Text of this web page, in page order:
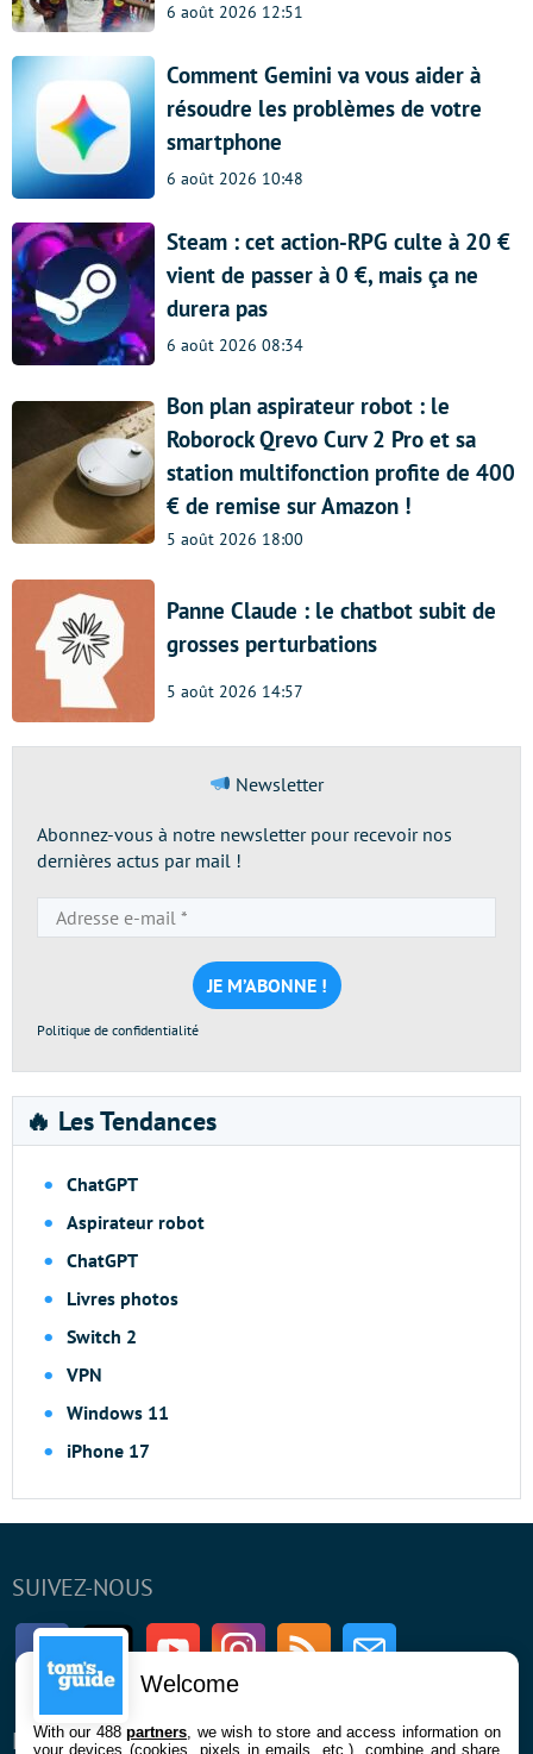
6 août 2026 12:51
Comment Gemini va vous aider à
résoudre les problèmes de votre
smartphone
6 août 2026 10:48
Steam : cet action-RPG culte à 20 €
vient de passer à 0 €, mais ça ne
durera pas
6 août 2026 08:34
Bon plan aspirateur robot : le
Roborock Qrevo Curv 2 Pro et sa
station multifonction profite de 400
€ de remise sur Amazon !
5 août 2026 18:00
Panne Claude : le chatbot subit de
grosses perturbations
5 août 2026 14:57
Newsletter
Abonnez-vous à notre newsletter pour recevoir nos
dernières actus par mail !
e-
mail
*
Politique de confidentialité
🔥 Les Tendances
ChatGPT
Aspirateur robot
ChatGPT
Livres photos
Switch 2
VPN
Windows 11
iPhone 17
SUIVEZ-NOUS
FacebookTwitter Youtube InstagramRSS Newsletter
ENTREPRISE À PROPOS
Welcome
With our 488partners , we wish to store and access information on
your devices (cookies, pixels in emails, etc.), combine and share